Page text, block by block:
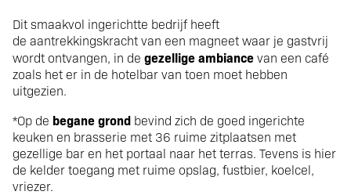
Dit smaakvol ingerichtte bedrijf heeft
de aantrekkingskracht van een magneet waar je gastvrij
wordt ontvangen, in de gezellige ambiancevan een café
zoals het er in de hotelbar van toen moet hebben
uitgezien.
*Op de begane grond bevind zich de goed ingerichte
keuken en brasserie met 36 ruime zitplaatsen met
gezellige bar en het portaal naar het terras. Tevens is hier
de kelder toegang met ruime opslag, fustbier, koelcel,
vriezer.